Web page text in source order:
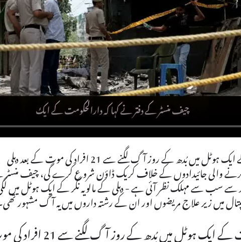
چیف منسٹر کے دفتر نے کہا کہ دارالحکومت کے ایک ہوٹل میں بُدھ کے روز آگ لگنے سے 21 افراد کی موت کے بعد دہلی
والی جائیدادوں کے خلاف کریک ڈاؤن شروع کرے گی، چیف
آگ - جو شہر میں 2022 کے بعد سے سب سے مہلک نظر آئی ہے - دہلی کے مالویہ نگر کے ایک ہوٹل میں
میں زیر علاج مریضوں اور ان کے رشتہ داروں میں یہ آگ مشہور
چیف منسٹر کے دفتر نے کہا کہ دارالحکومت کے ایک ہوٹل میں بُدھ کے